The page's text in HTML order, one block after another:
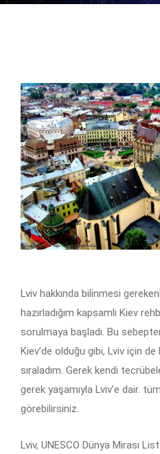
Lviv hakkında bilinmesi
hazırladığım kapsamlı Kiev
sorulmaya başladı. Bu
Kiev’de olduğu gibi, Lviv için
sıraladım. Gerek kendi
gerek yaşamıyla Lviv’e dair.
görebilirsiniz.
Lviv, UNESCO Dünya Mirası